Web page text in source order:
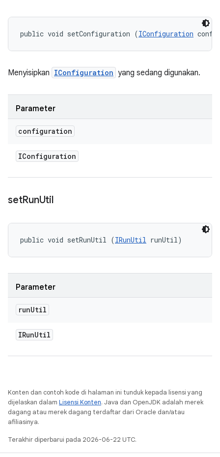
public void setConfiguration (IConfiguration
Menyisipkan IConfiguration yang sedang digunakan.
Parameter
configuration
IConfiguration
setRunUtil
public void setRunUtil (IRunUtil runUtil)
Parameter
runUtil
IRunUtil
Konten dan contoh kode di halaman ini tunduk kepada lisensi yang
dijelaskan dalam Lisensi Konten. Java dan OpenJDK adalah merek
dagang atau merek dagang terdaftar dari Oracle dan/atau
afiliasinya.
Terakhir diperbarui pada 2026-06-22 UTC.